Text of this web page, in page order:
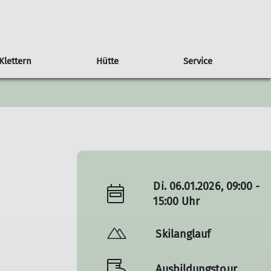
Natur
Schwierigkeitsbewertung
Klettergruppe
Klettern
Liebfrauenschule Boulderpilz
Hütte Service
Downloads & Links
Di. 06.01.2026, 09:00 -
15:00 Uhr
Skilanglauf